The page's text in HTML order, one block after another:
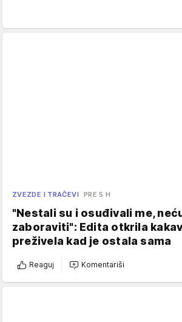
ZVEZDE I TRAČEVI PRE 5 H
"Nestali su i osuđivali me,
zaboraviti": Edita otkrila
preživela kad je ostala sama
Reaguj Komentariši